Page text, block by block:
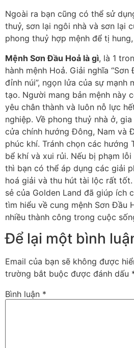
Ngoài ra bạn cũng có thể sử
thuỷ, sơn lại ngôi nhà và sơn lại
phong thuỷ hợp mệnh để tị
Mệnh Sơn Đầu Hoả là gì, là 1
hành mệnh Hoả. Giải nghĩa “Sơn
đỉnh núi”, ngọn lửa của sự mạnh
tạo. Người mang bản mệnh này
yêu chân thành và luôn nỗ lực
nghiệp. Về phong thuỷ nhà ở,
cửa chính hướng Đông, Nam và
phúc khí. Tránh chọn các hướng
bể khí và xui rủi. Nếu bị phạm
thì bạn có thể áp dụng các giải
hoá giải và thu hút tài lộc rất
sẻ của Golden Land đã giúp ích
tìm hiểu về cung mệnh Sơn Đầu
nhiều thành công trong cuộc
Để lại một bình
Email của bạn sẽ không được
trường bắt buộc được đánh dấu
Bình luận *